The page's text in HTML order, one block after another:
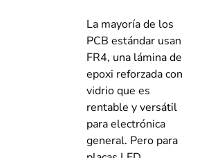
La mayoría de los
PCB estándar usan
FR4, una lámina de
epoxi reforzada con
vidrio que es
rentable y versátil
para electrónica
general. Pero para